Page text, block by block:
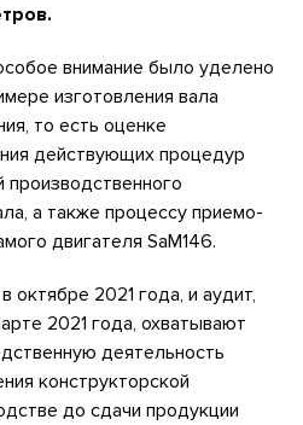
внимание было уделено
изготовления вала
то есть оценке
действующих процедур
производственного
а также процессу приемо-
двигателя SaM146.
октябре 2021 года, и аудит,
2021 года, охватывают
деятельность
конструкторской
до сдачи продукции